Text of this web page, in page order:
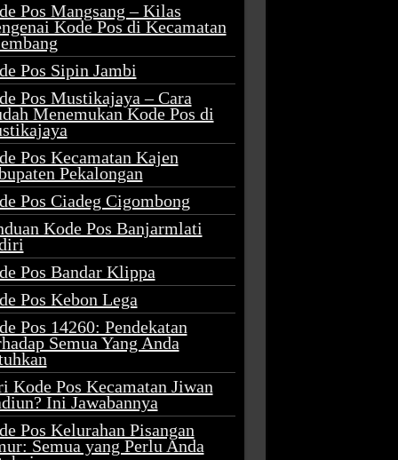
Pos Mangsang – Kilas
Kode Pos di Kecamatan
Pos Sipin Jambi
Pos Mustikajaya – Cara
Menemukan Kode Pos di
Pos Kecamatan Kajen
Pekalongan
Pos Ciadeg Cigombong
Kode Pos Banjarmlati
Pos Bandar Klippa
Pos Kebon Lega
Pos 14260: Pendekatan
Semua Yang Anda
Kode Pos Kecamatan Jiwan
Ini Jawabannya
Pos Kelurahan Pisangan
Semua yang Perlu Anda